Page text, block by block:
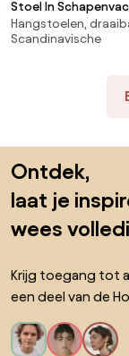
Stoel In
Rood – Klei - Sklum
Hangstoelen,
Scandinavische
Ontdek,
laat je
wees
Krijg toegang tot
een deel van de